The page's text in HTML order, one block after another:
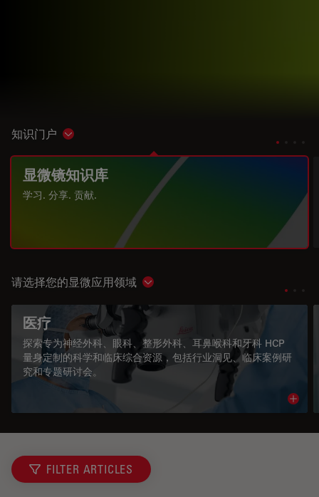
知识门户 Show subnavigation
显微镜知识库
学习. 分享. 贡献.
请选择您的显微应用领域 Show subnavigation
医疗
探索专为神经外科、眼科、整形外科、耳鼻喉科和牙科 HCP
量身定制的科学和临床综合资源，包括行业洞见、临床案例研
究和专题研讨会。
FILTER ARTICLES